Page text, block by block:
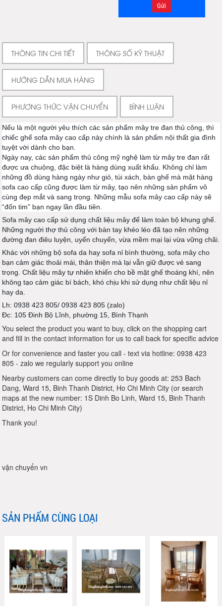
THÔNG TIN CHI TIẾT THÔNG SỐ KỸ THUẬT
HƯỚNG DẪN MUA HÀNG
PHƯƠNG THỨC VẬN CHUYỂN BÌNH LUẬN
Nếu là một người yêu thích các sản phẩm mây tre đan thủ công, thì
chiếc ghế sofa mây cao cấp này chính là sản phẩm nội thất gia đình
tuyệt vời dành cho bạn.
Ngày nay, các sản phẩm thủ công mỹ nghệ làm từ mây tre đan rất
được ưa chuộng, đặc biệt là hàng dùng xuất khẩu. Không chỉ làm
những đồ dùng hàng ngày như giỏ, túi xách, bàn ghế mà mặt hàng
sofa cao cấp cũng được làm từ mây, tạo nên những sản phẩm vô
cùng đẹp mắt và sang trọng. Những mẫu sofa mây cao cấp này sẽ
“đốn tim” bạn ngay lần đầu tiên.
Sofa mây cao cấp sử dụng chất liệu mây để làm toàn bộ khung ghế.
Những người thợ thủ công với bàn tay khéo léo đã tạo nên những
đường đan điêu luyện, uyển chuyển, vừa mềm mại lại vừa vững chãi.
Khác với những bộ sofa da hay sofa nỉ bình thường, sofa mây cho
bạn cảm giác thoải mái, thân thiện mà lại vẫn giữ được vẻ sang
trọng. Chất liệu mây tự nhiên khiến cho bề mặt ghế thoáng khí, nên
không tạo cảm giác bí bách, khó chịu khi sử dụng như chất liệu nỉ
hay da.
Lh: 0938 423 805/ 0938 423 805 (zalo)
Đc: 105 Đinh Bộ Lĩnh, phường 15, Bình Thạnh
You select the product you want to buy, click on the shopping cart
and fill in the contact information for us to call back for specific advice
Or for convenience and faster you call - text via hotline: 0938 423
805 - zalo we regularly support you online
Nearby customers can come directly to buy goods at: 253 Bach
Dang, Ward 15, Binh Thanh District, Ho Chi Minh City (or search
maps at the new number: 1S Dinh Bo Linh, Ward 15, Binh Thanh
District, Ho Chi Minh City)
Thank you!
vận chuyển vn
SẢN PHẨM CÙNG LOẠI